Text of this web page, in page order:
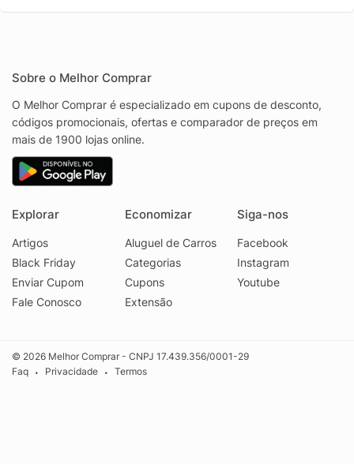
Sobre o Melhor Comprar
O Melhor Comprar é especializado em cupons de desconto,
códigos promocionais, ofertas e comparador de preços em
mais de 1900 lojas online.
Explorar
Artigos
Black Friday
Enviar Cupom
Fale Conosco
Economizar
Aluguel de Carros
Categorias
Cupons
Extensão
Siga-nos
Facebook
Instagram
Youtube
© 2026 Melhor Comprar - CNPJ 17.439.356/0001-29
Faq
• Privacidade • Termos